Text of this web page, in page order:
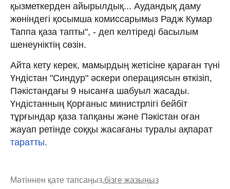
қызметкерден айырылдық... Аудандық даму
жөніндегі қосымша комиссарымыз Радж Кумар
Таппа қаза тапты", - деп келтіреді басылым
шенеуніктің сөзін.
Айта кету керек, мамырдың жетісіне қараған түні
Үндістан "Синдур" әскери операциясын өткізіп,
Пәкістандағы 9 нысанға шабуыл жасады.
Үндістанның Қорғаныс министрлігі бейбіт
тұрғындар қаза тапқаны және Пәкістан оған
жауап ретінде соққы жасағаны туралы ақпарат
таратты.
Мәтіннен қате тапсаңыз,бізге жазыңыз